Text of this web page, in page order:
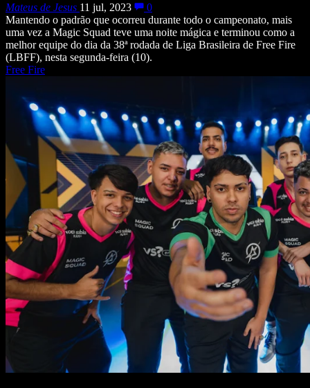
Mateus de Jesus 11 jul, 2023
0
Mantendo o padrão que ocorreu durante todo o campeonato, mais
uma vez a Magic Squad teve uma noite mágica e terminou como a
melhor equipe do dia da 38ª rodada de Liga Brasileira de Free Fire
(LBFF), nesta segunda-feira (10).
Free Fire